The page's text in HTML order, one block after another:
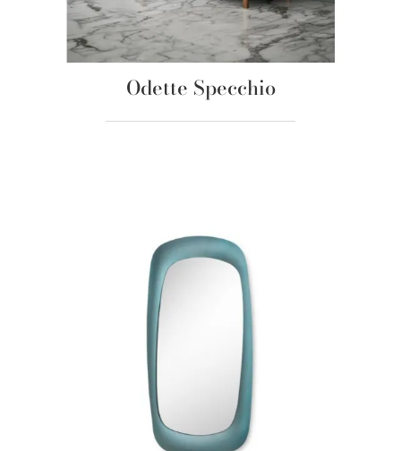
Odette Specchio